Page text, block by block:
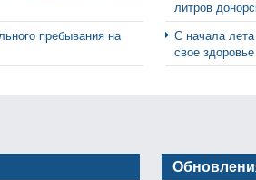
пребывания на
литров
С начала
свое